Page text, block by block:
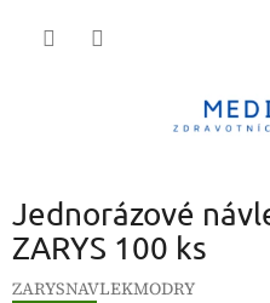
Jednorázové
ZARYS 100 ks
ZARYSNAVLEKMODRY